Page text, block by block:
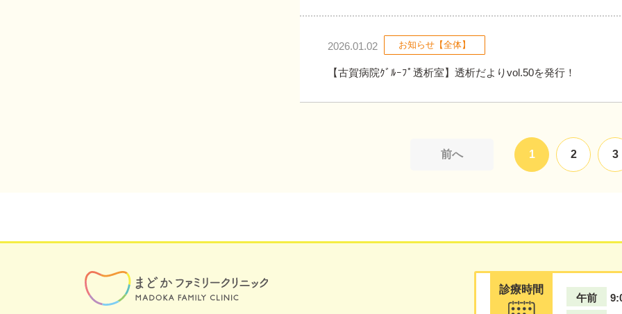
2026.01.02 お知らせ【全体】
【古賀病院ｸﾞﾙｰﾌﾟ透析室】透析だよりvol.50を発行！
前へ 1 2 3
診療時間
午前